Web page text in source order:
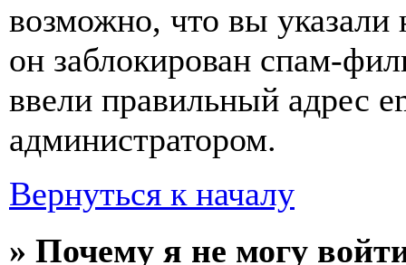
возможно, что вы
он заблокирован спам-
ввели правильный адрес
администратором.
Вернуться к началу
» Почему я не могу